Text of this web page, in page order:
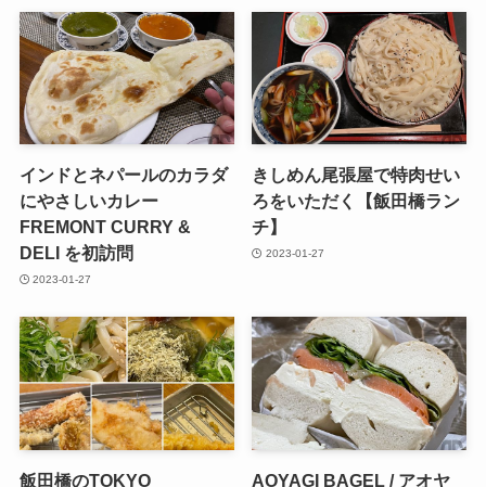
インドとネパールのカラダ
にやさしいカレー
FREMONT CURRY &
DELI を初訪問
2023-01-27
きしめん尾張屋で特肉せい
ろをいただく【飯田橋ラン
チ】
2023-01-27
飯田橋のTOKYO
AOYAGI BAGEL / アオヤ